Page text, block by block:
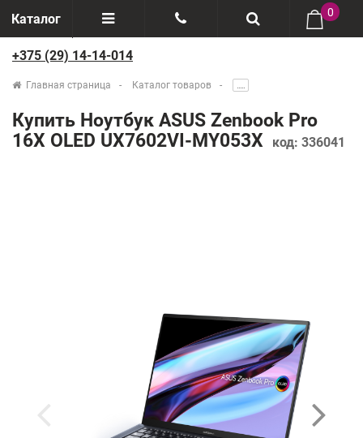
Каталог
Отзывы
Производители
+375(29) 888-44-44
0
+375 (29) 14-14-014
Главная страница Каталог товаров .....
Купить Ноутбук ASUS Zenbook Pro
16X OLED UX7602VI-MY053X
код: 336041